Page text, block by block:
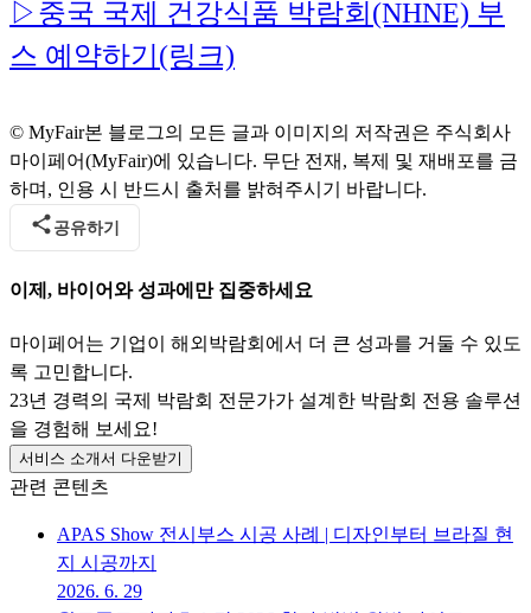
▷중국 국제 건강식품 박람회(NHNE) 부
스 예약하기(링크)
© MyFair본 블로그의 모든 글과 이미지의 저작권은 주식회사
마이페어(MyFair)에 있습니다. 무단 전재, 복제 및 재배포를 금
하며, 인용 시 반드시 출처를 밝혀주시기 바랍니다.
공유하기
이제, 바이어와 성과에만 집중하세요
마이페어는 기업이 해외박람회에서 더 큰 성과를 거둘 수 있도
록 고민합니다.
23년 경력의 국제 박람회 전문가가 설계한 박람회 전용 솔루션
을 경험해 보세요!
서비스 소개서 다운받기
관련 콘텐츠
APAS Show 전시부스 시공 사례 | 디자인부터 브라질 현
지 시공까지
2026. 6. 29